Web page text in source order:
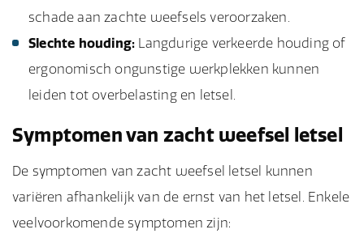
schade aan zachte weefsels veroorzaken.
Slechte houding: Langdurige verkeerde houding of
ergonomisch ongunstige werkplekken kunnen
leiden tot overbelasting en letsel.
Symptomen van zacht weefsel letsel
De symptomen van zacht weefsel letsel kunnen
variëren afhankelijk van de ernst van het letsel. Enkele
veelvoorkomende symptomen zijn: